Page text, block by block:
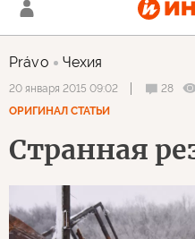
Právo Чехия
20 января 2015 09:02 28
ОРИГИНАЛ СТАТЬИ
Странная